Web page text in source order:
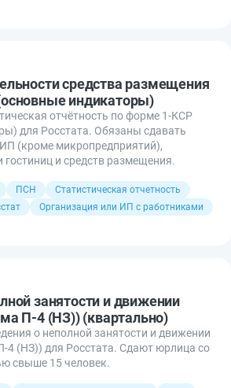
средства размещения
индикаторы)
отчётность по форме 1-КСР
для Росстата. Обязаны сдавать
(кроме микропредприятий),
и средств размещения.
ПСН
Статистическая отчетность
Организация или ИП с работниками
занятости и движении
П-4 (НЗ)) (квартально)
о неполной занятости и движении
4 (НЗ)) для Росстата. Сдают юрлица со
свыше 15 человек.